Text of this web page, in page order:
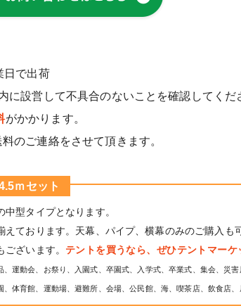
日で出荷
に設営して不具合のないことを確認してくだ
がかかります。
のご連絡をさせて頂きます。
ｍセット
型タイプとなります。
ております。天幕、パイプ、横幕のみのご購入も
ざいます。 テントを買うなら、ぜひテントマーケ
、運動会、お祭り、入園式、卒園式、入学式、卒業式、集会、災
、体育館、運動場、避難所、会場、公民館、海、喫茶店、飲食店